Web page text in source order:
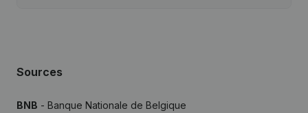
Sources
BNB - Banque Nationale de Belgique